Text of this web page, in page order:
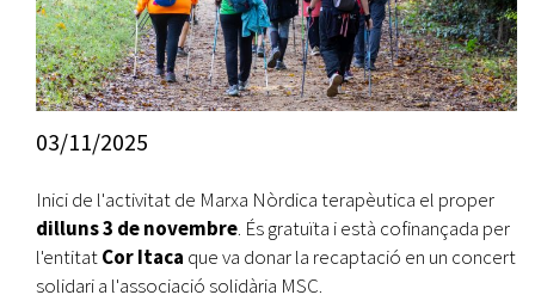
03/11/2025
Inici de l'activitat de Marxa Nòrdica terapèutica el proper
dilluns 3 de novembre. És gratuïta i està cofinançada per
l'entitatCor Itaca que va donar la recaptació en un concert
solidari a l'associació solidària MSC.